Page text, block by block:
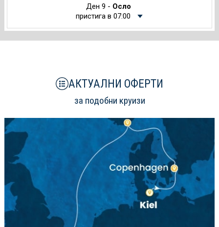
Ден 9 - Осло
пристига в 07:00
АКТУАЛНИ ОФЕРТИ
за подобни круизи